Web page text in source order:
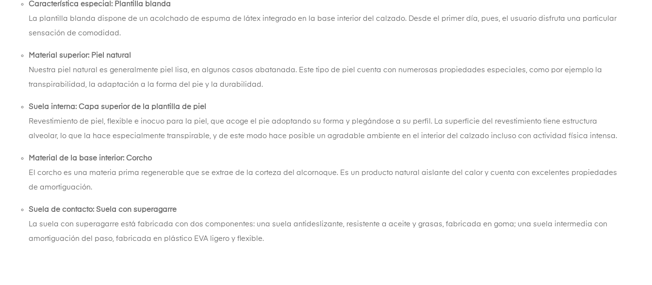
Característica especial: Plantilla blanda
La plantilla blanda dispone de un acolchado de espuma de látex integrado en la base interior del calzado. Desde el primer día, pues, el usuario disfruta una particular
sensación de comodidad.
Material superior: Piel natural
Nuestra piel natural es generalmente piel lisa, en algunos casos abatanada. Este tipo de piel cuenta con numerosas propiedades especiales, como por ejemplo la
transpirabilidad, la adaptación a la forma del pie y la durabilidad.
Suela interna: Capa superior de la plantilla de piel
Revestimiento de piel, flexible e inocuo para la piel, que acoge el pie adoptando su forma y plegándose a su perfil. La superficie del revestimiento tiene estructura
alveolar, lo que la hace especialmente transpirable, y de este modo hace posible un agradable ambiente en el interior del calzado incluso con actividad física intensa.
Material de la base interior: Corcho
El corcho es una materia prima regenerable que se extrae de la corteza del alcornoque. Es un producto natural aislante del calor y cuenta con excelentes propiedades
de amortiguación.
Suela de contacto: Suela con superagarre
La suela con superagarre está fabricada con dos componentes: una suela antideslizante, resistente a aceite y grasas, fabricada en goma; una suela intermedia con
amortiguación del paso, fabricada en plástico EVA ligero y flexible.